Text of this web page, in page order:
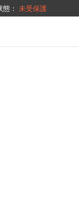
： 未受保護